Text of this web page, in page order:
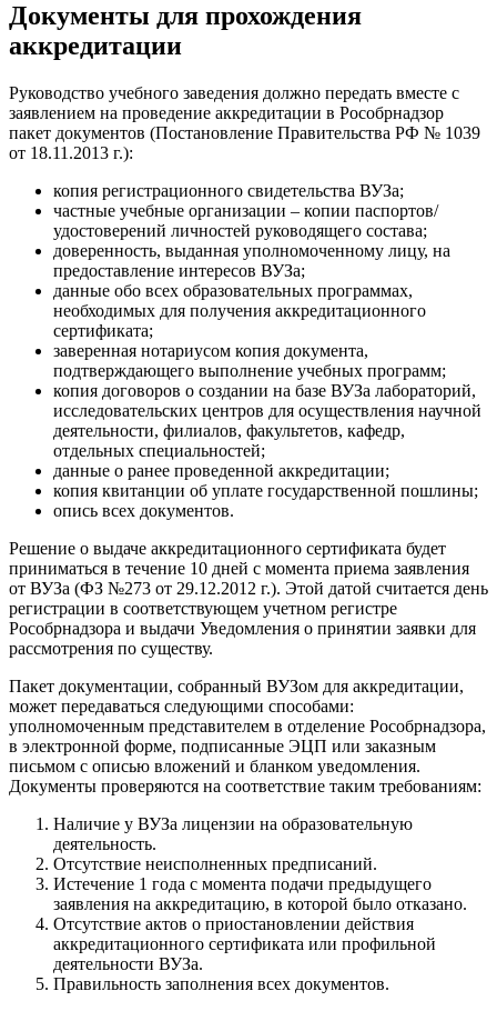
Документы для прохождения
аккредитации
Руководство учебного заведения должно передать вместе с
заявлением на проведение аккредитации в Рособрнадзор
пакет документов (Постановление Правительства РФ № 1039
от 18.11.2013 г.):
копия регистрационного свидетельства ВУЗа;
частные учебные организации – копии паспортов/
удостоверений личностей руководящего состава;
доверенность, выданная уполномоченному лицу, на
предоставление интересов ВУЗа;
данные обо всех образовательных программах,
необходимых для получения аккредитационного
сертификата;
заверенная нотариусом копия документа,
подтверждающего выполнение учебных программ;
копия договоров о создании на базе ВУЗа лабораторий,
исследовательских центров для осуществления научной
деятельности, филиалов, факультетов, кафедр,
отдельных специальностей;
данные о ранее проведенной аккредитации;
копия квитанции об уплате государственной пошлины;
опись всех документов.
Решение о выдаче аккредитационного сертификата будет
приниматься в течение 10 дней с момента приема заявления
от ВУЗа (ФЗ №273 от 29.12.2012 г.). Этой датой считается день
регистрации в соответствующем учетном регистре
Рособрнадзора и выдачи Уведомления о принятии заявки для
рассмотрения по существу.
Пакет документации, собранный ВУЗом для аккредитации,
может передаваться следующими способами:
уполномоченным представителем в отделение Рособрнадзора,
в электронной форме, подписанные ЭЦП или заказным
письмом с описью вложений и бланком уведомления.
Документы проверяются на соответствие таким требованиям:
Наличие у ВУЗа лицензии на образовательную
деятельность.
Отсутствие неисполненных предписаний.
Истечение 1 года с момента подачи предыдущего
заявления на аккредитацию, в которой было отказано.
Отсутствие актов о приостановлении действия
аккредитационного сертификата или профильной
деятельности ВУЗа.
Правильность заполнения всех документов.